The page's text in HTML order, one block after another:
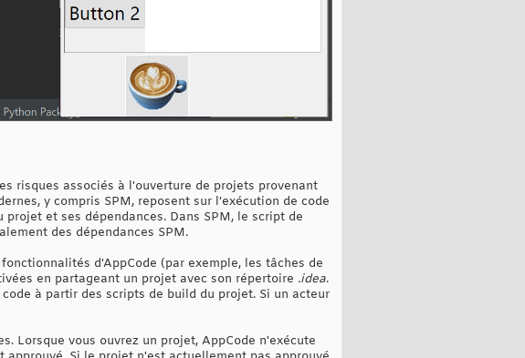
risques associés à l'ouverture de projets provenant
y compris SPM, reposent sur l'exécution de code
et ses dépendances. Dans SPM, le script de
des dépendances SPM.
d'AppCode (par exemple, les tâches de
en partageant un projet avec son répertoire .idea.
à partir des scripts de build du projet. Si un acteur
Lorsque vous ouvrez un projet, AppCode n'exécute